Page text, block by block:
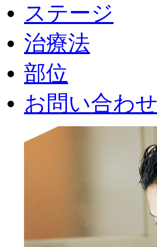
ステージ
治療法
部位
お問い合わせ